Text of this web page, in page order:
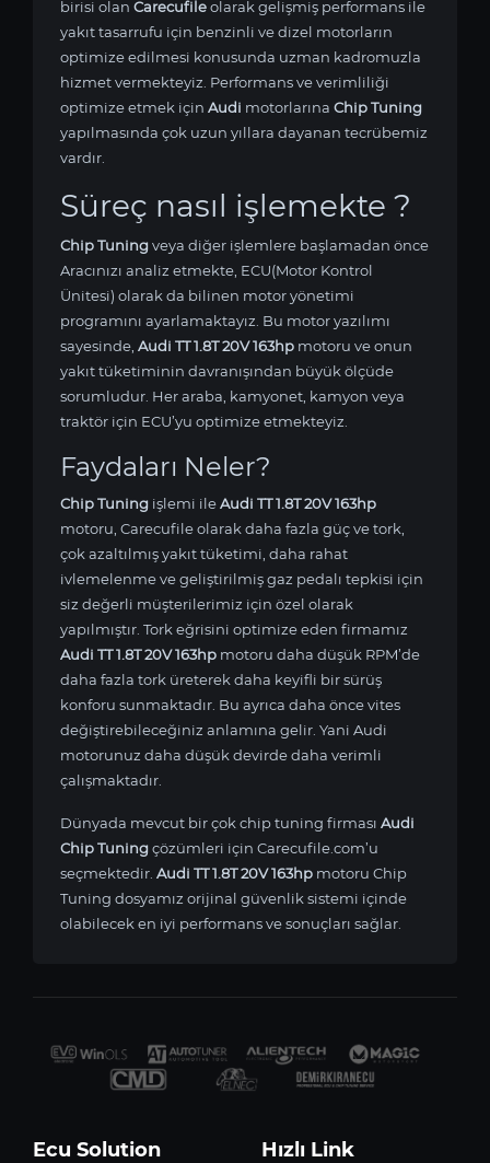
birisi olan Carecufileolarak gelişmiş performans ile
yakıt tasarrufu için benzinli ve dizel motorların
optimize edilmesi konusunda uzman kadromuzla
hizmet vermekteyiz. Performans ve verimliliği
optimize etmek için Audi motorlarına Chip Tuning
yapılmasında çok uzun yıllara dayanan tecrübemiz
vardır.
Süreç nasıl işlemekte ?
Chip Tuningveya diğer işlemlere başlamadan önce
Aracınızı analiz etmekte, ECU(Motor Kontrol
Ünitesi) olarak da bilinen motor yönetimi
programını ayarlamaktayız. Bu motor yazılımı
sayesinde, Audi TT 1.8T 20V 163hp motoru ve onun
yakıt tüketiminin davranışından büyük ölçüde
sorumludur. Her araba, kamyonet, kamyon veya
traktör için ECU’yu optimize etmekteyiz.
Faydaları Neler?
Chip Tuning işlemi ileAudi TT 1.8T 20V 163hp
motoru, Carecufile olarak daha fazla güç ve tork,
çok azaltılmış yakıt tüketimi, daha rahat
ivlemelenme ve geliştirilmiş gaz pedalı tepkisi için
siz değerli müşterilerimiz için özel olarak
yapılmıştır. Tork eğrisini optimize eden firmamız
Audi TT 1.8T 20V 163hp motoru daha düşük RPM’de
daha fazla tork üreterek daha keyifli bir sürüş
konforu sunmaktadır. Bu ayrıca daha önce vites
değiştirebileceğiniz anlamına gelir. Yani Audi
motorunuz daha düşük devirde daha verimli
çalışmaktadır.
Dünyada mevcut bir çok chip tuning firması Audi
Chip Tuningçözümleri için Carecufile.com’u
seçmektedir. Audi TT 1.8T 20V 163hp motoru Chip
Tuning dosyamız orijinal güvenlik sistemi içinde
olabilecek en iyi performans ve sonuçları sağlar.
Ecu Solution Hızlı Link